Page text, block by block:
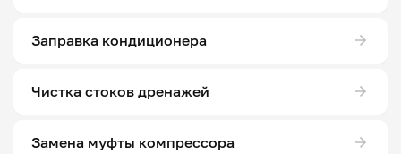
Заправка кондиционера
Чистка стоков дренажей
Замена муфты компрессора